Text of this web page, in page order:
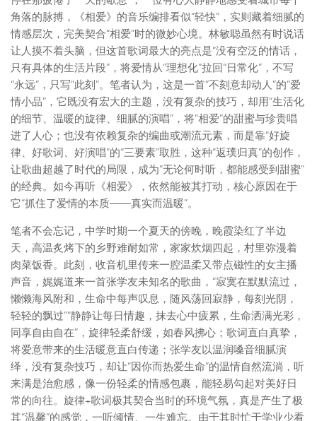
角落的脉搏，《相爱》的音乐编排看似“轻快”，实则藏着细腻的
情感层次，完美契合“相爱”时的微妙心境。林敏聪虽然有时说话
让人摸不着头脑，但这首歌词最大的亮点是“没有空泛的情话，
只有具体的生活片段”，将爱情从“理想化”拉回“日常化”，不写
“永远”，只写“此刻”。笔者认为，这是一首“不刻意却动人”的“爱
情小品”，它既没有宏大的主题，没有复杂的技巧，却用“生活化
的细节、温暖的旋律、细腻的演唱”，将“相爱”的甜蜜与珍贵唱
进了人心；也没有依赖复杂的编曲或潮流元素，而是靠“好旋
律、好歌词、好演唱”的“三要素”取胜，这种“返璞归真”的创作，
让歌曲超越了时代的局限，成为“无论何时听，都能感受到甜蜜”
的经典。如今再听《相爱》，依然能被其打动，核心原因在于
它“抓住了爱情的本质――真实而温暖”。
笔者不会忘记，中学时期一个夏天的傍晚，晚霞染红了半边
天，高温炙烤下的乡野难耐如常，家家炊烟四起，村里弥漫着
肉菜饭香。此刻，收音机里传来一腔温柔又带点磁性的女主播
声音，娓娓道来一首张学友未知名的歌曲，“寂寞在默默流过，
懒懒海风附和，生命中每声叹息，随风荡回寂静，每刻光阴，
轻轻的飘过”“静静让每日情趣，抹去心中疲累，生命洒满光彩，
同享自由自在”，旋律轻柔舒缓，如春风拂心；歌词直白真挚，
将爱意带来的生活暖意直白传递；张学友以温润嗓音细腻演
绎，没有复杂技巧，却让“因你而热爱生命”的温情自然流淌，听
来满是治愈感，像一份轻柔的情感包裹，能轻易勾起对美好日
常的向往。旋律+歌词极其契合当时的环境气氛，真是产生了极
其“温馨”的感觉，一听倾情、一生难忘。由于其时忙于学业少看